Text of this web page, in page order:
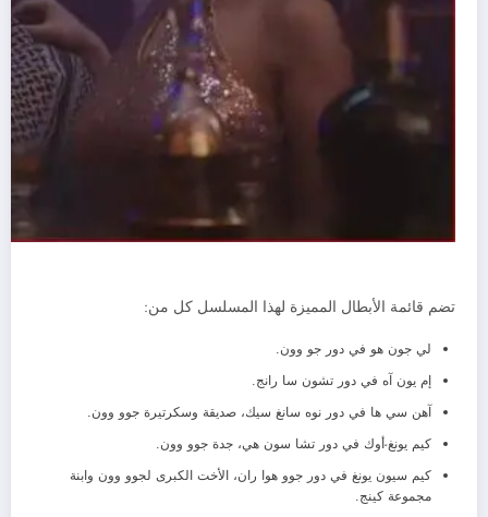
تضم قائمة الأبطال المميزة لهذا المسلسل كل من:
لي جون هو في دور جو وون.
إم يون آه في دور تشون سا رانج.
آهن سي ها في دور نوه سانغ سيك، صديقة وسكرتيرة جوو وون.
كيم يونغ-أوك في دور تشا سون هي، جدة جوو وون.
كيم سيون يونغ في دور جوو هوا ران، الأخت الكبرى لجوو وون وابنة
مجموعة كينج.